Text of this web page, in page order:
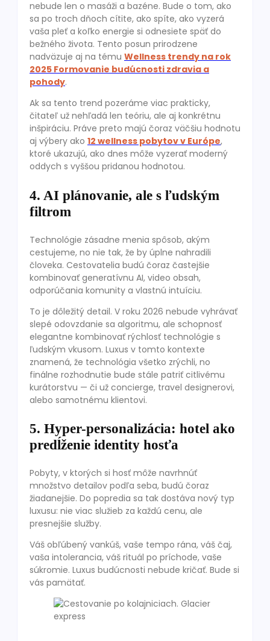
nebude len o masáži a bazéne. Bude o tom, ako
sa po troch dňoch cítite, ako spíte, ako vyzerá
vaša pleť a koľko energie si odnesiete späť do
bežného života. Tento posun prirodzene
nadväzuje aj na tému Wellness trendy na rok
2025 Formovanie budúcnosti zdravia a
pohody.
Ak sa tento trend pozeráme viac prakticky,
čitateľ už nehľadá len teóriu, ale aj konkrétnu
inšpiráciu. Práve preto majú čoraz väčšiu hodnotu
aj výbery ako 12 wellness pobytov v Európe,
ktoré ukazujú, ako dnes môže vyzerať moderný
oddych s vyššou pridanou hodnotou.
4. AI plánovanie, ale s ľudským
filtrom
Technológie zásadne menia spôsob, akým
cestujeme, no nie tak, že by úplne nahradili
človeka. Cestovatelia budú čoraz častejšie
kombinovať generatívnu AI, video obsah,
odporúčania komunity a vlastnú intuíciu.
To je dôležitý detail. V roku 2026 nebude vyhrávať
slepé odovzdanie sa algoritmu, ale schopnosť
elegantne kombinovať rýchlosť technológie s
ľudským vkusom. Luxus v tomto kontexte
znamená, že technológia všetko zrýchli, no
finálne rozhodnutie bude stále patriť citlivému
kurátorstvu — či už concierge, travel designerovi,
alebo samotnému klientovi.
5. Hyper-personalizácia: hotel ako
predĺženie identity hosťa
Pobyty, v ktorých si hosť môže navrhnúť
množstvo detailov podľa seba, budú čoraz
žiadanejšie. Do popredia sa tak dostáva nový typ
luxusu: nie viac služieb za každú cenu, ale
presnejšie služby.
Váš obľúbený vankúš, vaše tempo rána, váš čaj,
vaša intolerancia, váš rituál po príchode, vaše
súkromie. Luxus budúcnosti nebude kričať. Bude si
vás pamätať.